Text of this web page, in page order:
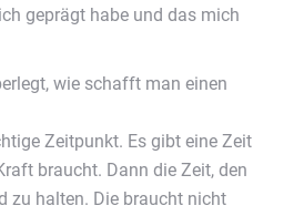
geprägt habe und das mich
wie schafft man einen
Zeitpunkt. Es gibt eine Zeit
braucht. Dann die Zeit, den
zu halten. Die braucht nicht